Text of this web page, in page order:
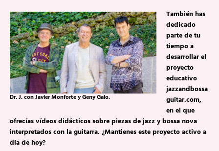
Dr. J. con Javier Monforte y Geny Galo.
También has
dedicado
parte de tu
tiempo a
desarrollar el
proyecto
educativo
jazzandbossa
guitar.com,
en el que
ofrecías vídeos didácticos sobre piezas de jazz y bossa nova
interpretados con la guitarra. ¿Mantienes este proyecto activo a
día de hoy?